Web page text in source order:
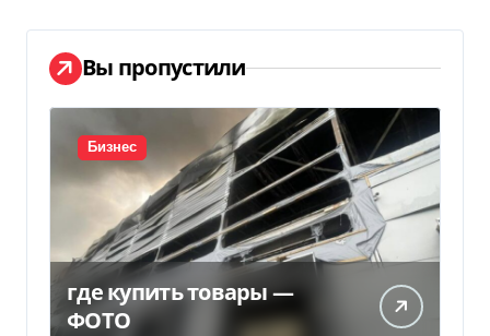
Вы пропустили
Бизнес
где купить товары —
ФОТО